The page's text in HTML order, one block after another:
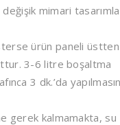
mimari
ürün paneli üstten
3-6 litre boşaltma
3 dk.’da
gerek kalmamakta, su